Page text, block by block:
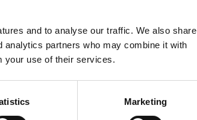
and to analyse our traffic. We also share
analytics partners who may combine it with
your use of their services.
Marketing